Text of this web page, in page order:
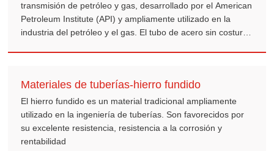
transmisión de petróleo y gas, desarrollado por el American
Petroleum Institute (API) y ampliamente utilizado en la
industria del petróleo y el gas. El tubo de acero sin costura
otros medios líquidos.
Materiales de tuberías-hierro fundido
El hierro fundido es un material tradicional ampliamente
utilizado en la ingeniería de tuberías. Son favorecidos por
su excelente resistencia, resistencia a la corrosión y
rentabilidad